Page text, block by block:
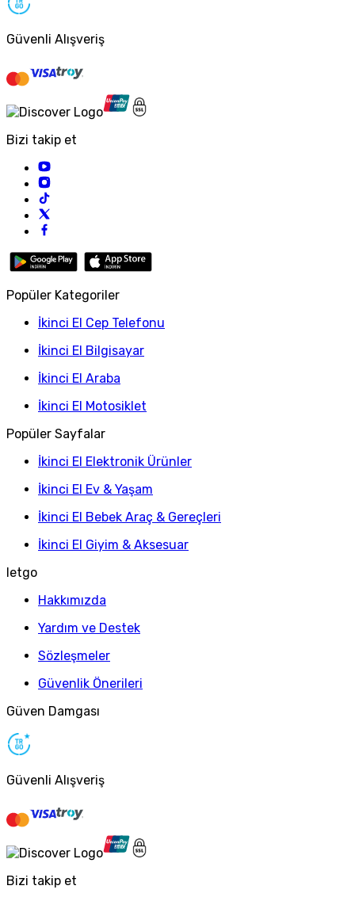
Güvenli Alışveriş
Bizi takip et
Popüler Kategoriler
İkinci El Cep Telefonu
İkinci El Bilgisayar
İkinci El Araba
İkinci El Motosiklet
Popüler Sayfalar
İkinci El Elektronik Ürünler
İkinci El Ev & Yaşam
İkinci El Bebek Araç & Gereçleri
İkinci El Giyim & Aksesuar
letgo
Hakkımızda
Yardım ve Destek
Sözleşmeler
Güvenlik Önerileri
Güven Damgası
Güvenli Alışveriş
Bizi takip et